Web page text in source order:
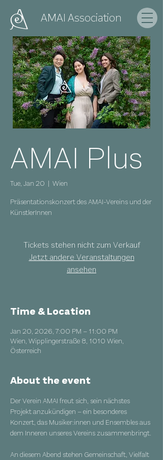
AMAI Association
AMAI Plus
Tue, Jan 20
  |
Wien
Präsentationskonzert des AMAI-Vereins und der
KünstlerInnen
Tickets stehen nicht zum Verkauf
Jetzt andere Veranstaltungen
ansehen
Time & Location
Jan 20, 2026, 7:00 PM – 11:00 PM
Wien, Wipplingerstraße 8, 1010 Wien,
Österreich
About the event
Der Verein AMAI freut sich, sein nächstes
Projekt anzukündigen – ein besonderes
Konzert, das Musiker:innen und Ensembles aus
dem Inneren unseres Vereins zusammenbringt.
An diesem Abend stehen Gemeinschaft, Vielfalt